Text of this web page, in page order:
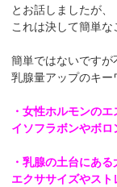
とお話しましたが、
これは決して簡単な
簡単ではないですが
乳腺量アップのキー
・女性ホルモンの
イソフラボンやボロ
・乳腺の土台にあ
エクササイズやスト